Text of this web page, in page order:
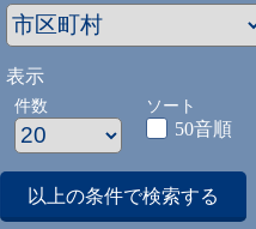
表示
件数 ソート
50音順
以上の条件で検索する